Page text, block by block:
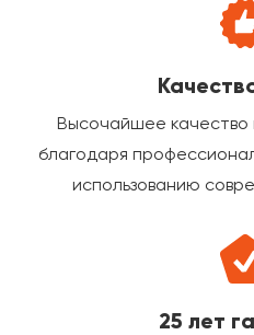
Высочайшее качество
благодаря
использованию
25 лет